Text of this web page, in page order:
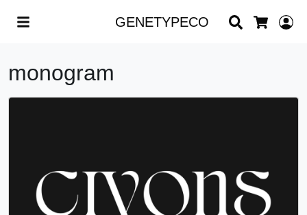
GENETYPECO
Search
monogram